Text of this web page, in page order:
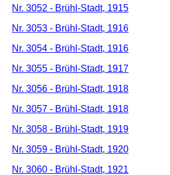
Nr. 3052 - Brühl-Stadt, 1915
Nr. 3053 - Brühl-Stadt, 1916
Nr. 3054 - Brühl-Stadt, 1916
Nr. 3055 - Brühl-Stadt, 1917
Nr. 3056 - Brühl-Stadt, 1918
Nr. 3057 - Brühl-Stadt, 1918
Nr. 3058 - Brühl-Stadt, 1919
Nr. 3059 - Brühl-Stadt, 1920
Nr. 3060 - Brühl-Stadt, 1921